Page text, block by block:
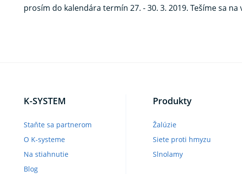
prosím do kalendára termín 27. - 30. 3. 2019. Tešíme sa na
K-SYSTEM
Staňte sa partnerom
O K-systeme
Na stiahnutie
Blog
Produkty
Žalúzie
Siete proti hmyzu
Slnolamy